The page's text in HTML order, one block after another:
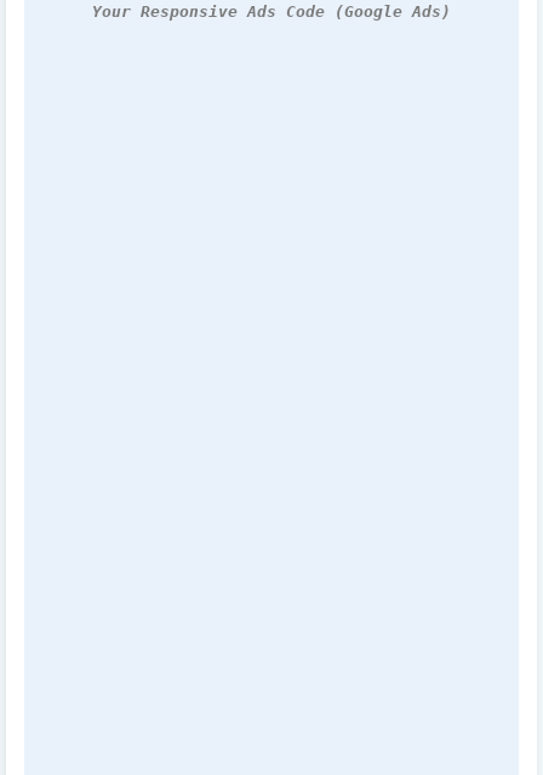
Your Responsive Ads Code (Google Ads)